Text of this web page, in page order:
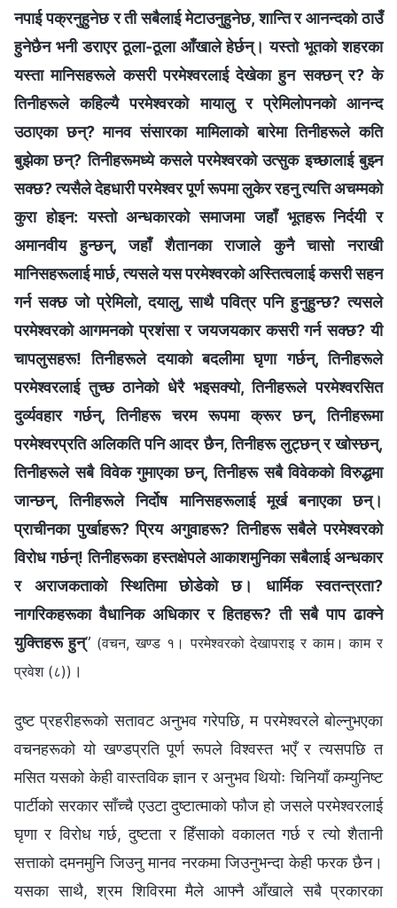
नपाई पक्रनुहुनेछ र ती सबैलाई मेटाउनुहुनेछ, शान्ति र आनन्दको ठाउँ
हुनेछैन भनी डराएर ठूला-ठूला आँखाले हेर्छन्। यस्तो भूतको शहरका
यस्ता मानिसहरूले कसरी परमेश्‍वरलाई देखेका हुन सक्छन् र? के
तिनीहरूले कहिल्यै परमेश्‍वरको मायालु र प्रेमिलोपनको आनन्द
उठाएका छन्? मानव संसारका मामिलाको बारेमा तिनीहरूले कति
बुझेका छन्? तिनीहरूमध्ये कसले परमेश्‍वरको उत्सुक इच्छालाई बुझ्न
सक्छ? त्यसैले देहधारी परमेश्‍वर पूर्ण रूपमा लुकेर रहनु त्यत्ति अचम्मको
कुरा होइन: यस्तो अन्धकारको समाजमा जहाँ भूतहरू निर्दयी र
अमानवीय हुन्छन्, जहाँ शैतानका राजाले कुनै चासो नराखी
मानिसहरूलाई मार्छ, त्यसले यस परमेश्‍वरको अस्तित्वलाई कसरी सहन
गर्न सक्छ जो प्रेमिलो, दयालु, साथै पवित्र पनि हुनुहुन्छ? त्यसले
परमेश्‍वरको आगमनको प्रशंसा र जयजयकार कसरी गर्न सक्छ? यी
चापलुसहरू! तिनीहरूले दयाको बदलीमा घृणा गर्छन्, तिनीहरूले
परमेश्‍वरलाई तुच्छ ठानेको धेरै भइसक्यो, तिनीहरूले परमेश्‍वरसित
दुर्व्यवहार गर्छन्, तिनीहरू चरम रूपमा क्रूर छन्, तिनीहरूमा
परमेश्‍वरप्रति अलिकति पनि आदर छैन, तिनीहरू लुट्छन् र खोस्छन्,
तिनीहरूले सबै विवेक गुमाएका छन्, तिनीहरू सबै विवेकको विरुद्धमा
जान्छन्, तिनीहरूले निर्दोष मानिसहरूलाई मूर्ख बनाएका छन्।
प्राचीनका पुर्खाहरू? प्रिय अगुवाहरू? तिनीहरू सबैले परमेश्‍वरको
विरोध गर्छन्! तिनीहरूका हस्तक्षेपले आकाशमुनिका सबैलाई अन्धकार
र अराजकताको स्थितिमा छोडेको छ। धार्मिक स्वतन्त्रता?
नागरिकहरूका वैधानिक अधिकार र हितहरू? ती सबै पाप ढाक्ने
युक्तिहरू हुन्” (वचन, खण्ड १। परमेश्‍वरको देखापराइ र काम। काम र
प्रवेश (८)) ।
दुष्ट प्रहरीहरूको सतावट अनुभव गरेपछि, म परमेश्‍वरले बोल्नुभएका
वचनहरूको यो खण्डप्रति पूर्ण रूपले विश्‍वस्त भएँ र त्यसपछि त
मसित यसको केही वास्तविक ज्ञान र अनुभव थियोः चिनियाँ कम्युनिष्ट
पार्टीको सरकार साँच्‍चै एउटा दुष्टात्माको फौज हो जसले परमेश्‍वरलाई
घृणा र विरोध गर्छ, दुष्टता र हिँसाको वकालत गर्छ र त्यो शैतानी
सत्ताको दमनमुनि जिउनु मानव नरकमा जिउनुभन्दा केही फरक छैन।
यसका साथै, श्रम शिविरमा मैले आफ्नै आँखाले सबै प्रकारका